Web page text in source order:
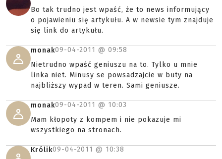
Bo tak trudno jest wpaść, że to news informujący
o pojawieniu się artykułu. A w newsie tym znajduje
się link do artykułu.
monak09-04-2011 @ 09:58
Nietrudno wpaść geniuszu na to. Tylko u mnie
linka niet. Minusy se powsadzajcie w buty na
najbliższy wypad w teren. Sami geniusze.
monak09-04-2011 @ 10:03
Mam kłopoty z kompem i nie pokazuje mi
wszystkiego na stronach.
Królik09-04-2011 @ 10:38